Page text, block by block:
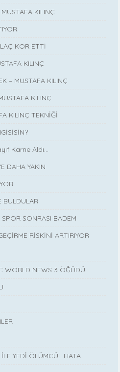
KILINÇ
KÖR ETTİ
KILINÇ
– MUSTAFA KILINÇ
KILINÇ
KILINÇ TEKNİĞİ
Karne Aldı…
DAHA YAKIN
BULDULAR
SONRASI BADEM
RİSKİNİ ARTIRIYOR
WORLD NEWS 3 ÖĞÜDÜ
YEDİ ÖLÜMCÜL HATA